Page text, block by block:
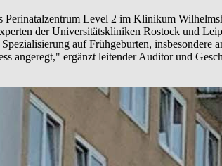
Level 2 im Klinikum
der Universitätskliniken Rostock und
auf Frühgeburten,
angeregt," ergänzt leitender Auditor und